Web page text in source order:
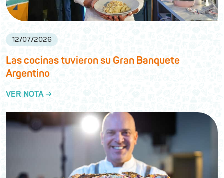
12/07/2026
Las cocinas tuvieron su Gran Banquete
Argentino
VER NOTA →